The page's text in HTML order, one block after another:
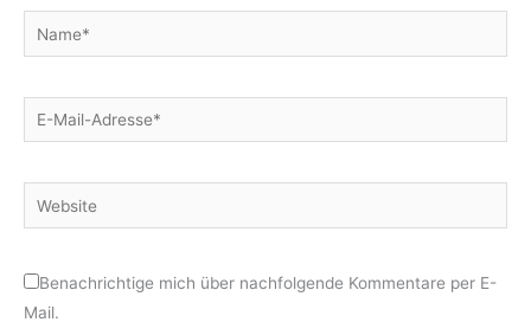
Name*
E-
Mail-
Website
Benachrichtige mich über nachfolgende Kommentare per E-
Mail.